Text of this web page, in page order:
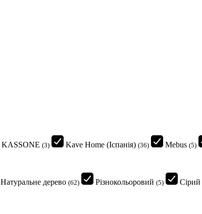
KASSONE (3) Kave Home (Іспанія) (36) Mebus (5)
Натуральне дерево (62) Різнокольоровий (5) Сірий